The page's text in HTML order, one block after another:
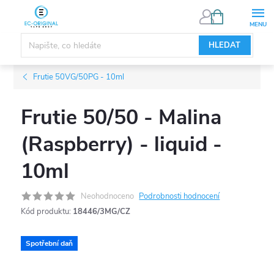
obsah
HLEDAT
NÁKUPNÍ
Frutie 50VG/50PG - 10ml
Frutie 50/50 - Malina
(Raspberry) - liquid -
10ml
Neohodnoceno Podrobnosti hodnocení
Kód produktu: 18446/3MG/CZ
Spotřební daň